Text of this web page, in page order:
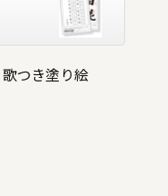
歌つき塗り絵